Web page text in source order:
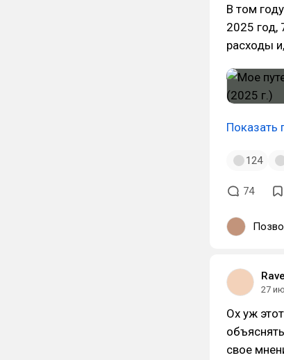
В том
2025 год,
расходы
Показать
124
74
27
Ох уж
свое